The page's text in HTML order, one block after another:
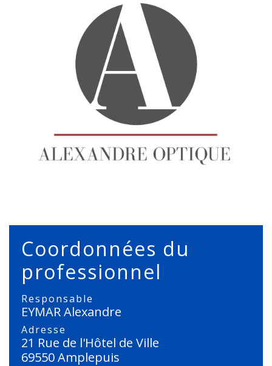
Coordonnées du
professionnel
Responsable
EYMAR Alexandre
Adresse
21 Rue de l'Hôtel de Ville
69550 Amplepuis